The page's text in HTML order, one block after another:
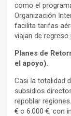
como el
Organización
facilita tarifas
viajan de
Planes de
el apoyo).
Casi la totalidad
subsidios
repoblar
€ o 6.000 €, con